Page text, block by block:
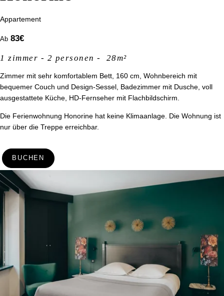
Appartement
Ab 83€
1 zimmer - 2 personen - 28m²
Zimmer mit sehr komfortablem Bett, 160 cm, Wohnbereich mit
bequemer Couch und Design-Sessel, Badezimmer mit Dusche, voll
ausgestattete Küche, HD-Fernseher mit Flachbildschirm.
Die Ferienwohnung Honorine hat keine Klimaanlage. Die Wohnung ist
nur über die Treppe erreichbar.
BUCHEN